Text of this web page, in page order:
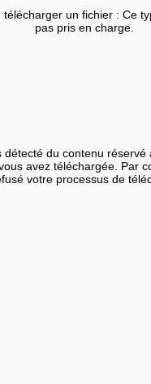
télécharger un fichier : Ce
pas pris en charge.
détecté du contenu réservé
avez téléchargée. Par
votre processus de